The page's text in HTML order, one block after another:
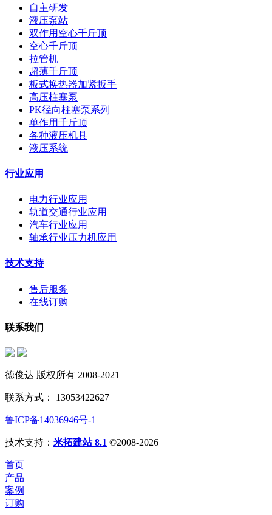
自主研发
液压泵站
双作用空心千斤顶
空心千斤顶
拉管机
超薄千斤顶
板式换热器加紧扳手
高压柱塞泵
PK径向柱塞泵系列
单作用千斤顶
各种液压机具
液压系统
行业应用
电力行业应用
轨道交通行业应用
汽车行业应用
轴承行业压力机应用
技术支持
售后服务
在线订购
联系我们
德俊达 版权所有 2008-2021
联系方式： 13053422627
鲁ICP备14036946号-1
技术支持： 米拓建站 8.1 ©2008-2026
首页
产品
案例
订购